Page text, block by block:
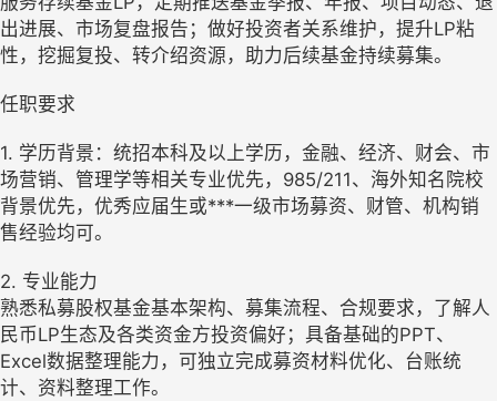
出进展、市场复盘报告；做好投资者关系维护，提升LP粘
性，挖掘复投、转介绍资源，助力后续基金持续募集。
任职要求
1. 学历背景：统招本科及以上学历，金融、经济、财会、市
场营销、管理学等相关专业优先，985/211、海外知名院校
背景优先，优秀应届生或***一级市场募资、财管、机构销
售经验均可。
2. 专业能力
熟悉私募股权基金基本架构、募集流程、合规要求，了解人
民币LP生态及各类资金方投资偏好；具备基础的PPT、
Excel数据整理能力，可独立完成募资材料优化、台账统
计、资料整理工作。